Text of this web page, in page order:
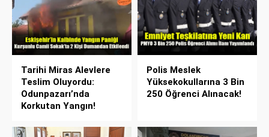
Tarihi Miras Alevlere
Teslim Oluyordu:
Odunpazarı’nda
Korkutan Yangın!
Polis Meslek
Yüksekokullarına 3 Bin
250 Öğrenci Alınacak!